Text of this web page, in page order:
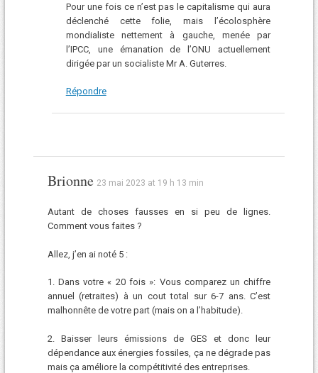
Pour une fois ce n’est pas le capitalisme qui aura
déclenché cette folie, mais l’écolosphère
mondialiste nettement à gauche, menée par
l’IPCC, une émanation de l’ONU actuellement
dirigée par un socialiste Mr A. Guterres.
Répondre
Brionne 23 mai 2023 at 19 h 13 min
Autant de choses fausses en si peu de lignes.
Comment vous faites ?
Allez, j’en ai noté 5 :
1. Dans votre « 20 fois »: Vous comparez un chiffre
annuel (retraites) à un cout total sur 6-7 ans. C’est
malhonnête de votre part (mais on a l’habitude).
2. Baisser leurs émissions de GES et donc leur
dépendance aux énergies fossiles, ça ne dégrade pas
mais ça améliore la compétitivité des entreprises.